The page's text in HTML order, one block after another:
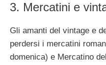
3. Mercatini e
Gli amanti del vintage e
perdersi i mercatini
domenica) e Mercatino